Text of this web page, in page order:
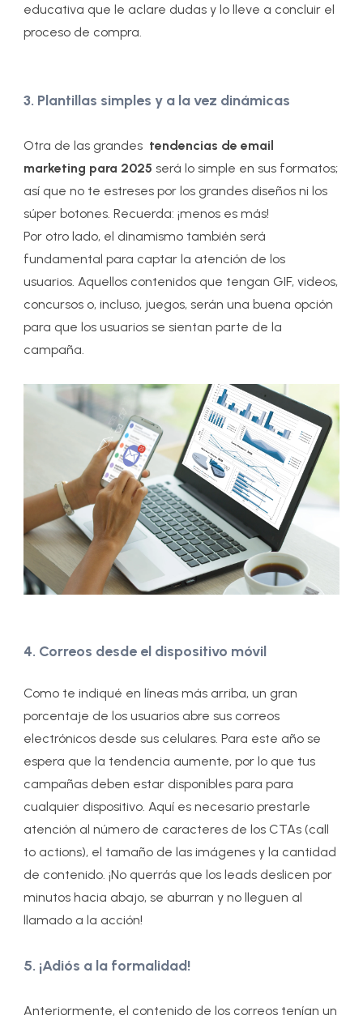
educativa que le aclare dudas y lo lleve a concluir el
proceso de compra.
3. Plantillas simples y a la vez dinámicas
Otra de las grandes tendencias de email
marketing para 2025 será lo simple en sus formatos;
así que no te estreses por los grandes diseños ni los
súper botones. Recuerda: ¡menos es más!
Por otro lado, el dinamismo también será
fundamental para captar la atención de los
usuarios. Aquellos contenidos que tengan GIF, videos,
concursos o, incluso, juegos, serán una buena opción
para que los usuarios se sientan parte de la
campaña.
4. Correos desde el dispositivo móvil
Como te indiqué en líneas más arriba, un gran
porcentaje de los usuarios abre sus correos
electrónicos desde sus celulares. Para este año se
espera que la tendencia aumente, por lo que tus
campañas deben estar disponibles para para
cualquier dispositivo. Aquí es necesario prestarle
atención al número de caracteres de los CTAs (call
to actions), el tamaño de las imágenes y la cantidad
de contenido. ¡No querrás que los leads deslicen por
minutos hacia abajo, se aburran y no lleguen al
llamado a la acción!
5. ¡Adiós a la formalidad!
Anteriormente, el contenido de los correos tenían un